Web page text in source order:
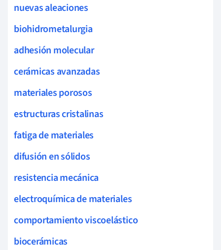
nuevas aleaciones
biohidrometalurgia
adhesión molecular
cerámicas avanzadas
materiales porosos
estructuras cristalinas
fatiga de materiales
difusión en sólidos
resistencia mecánica
electroquímica de materiales
comportamiento viscoelástico
biocerámicas